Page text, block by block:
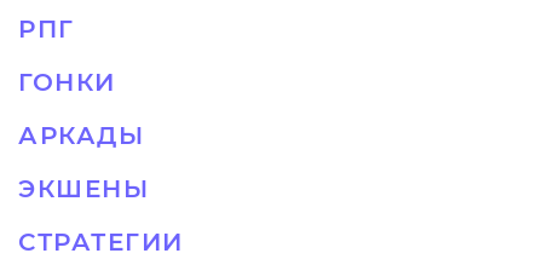
РПГ
ГОНКИ
АРКАДЫ
ЭКШЕНЫ
СТРАТЕГИИ